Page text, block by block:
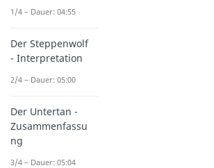
1/4 – Dauer: 04:55
Der Steppenwolf
- Interpretation
2/4 – Dauer: 05:00
Der Untertan -
Zusammenfassu
ng
3/4 – Dauer: 05:04